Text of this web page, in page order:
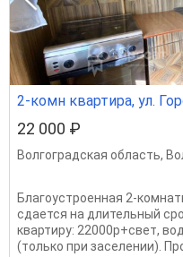
2-комн квартира, ул.
22 000 ₽
Волгоградская область,
Благоустроенная 2-
сдается на длительный
квартиру: 22000р+свет,
(только при заселении).